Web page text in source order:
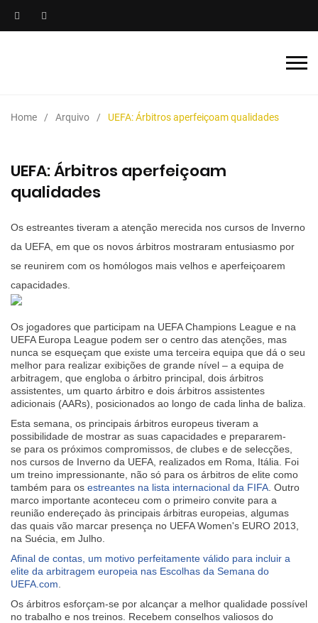
Home Arquivo UEFA: Árbitros aperfeiçoam qualidades
UEFA: Árbitros aperfeiçoam
qualidades
Os estreantes tiveram a atenção merecida nos cursos de Inverno
da UEFA, em que os novos árbitros mostraram entusiasmo por
se reunirem com os homólogos mais velhos e aperfeiçoarem
capacidades.
Os jogadores que participam na UEFA Champions League e na
UEFA Europa League podem ser o centro das atenções, mas
nunca se esqueçam que existe uma terceira equipa que dá o seu
melhor para realizar exibições de grande nível – a equipa de
arbitragem, que engloba o árbitro principal, dois árbitros
assistentes, um quarto árbitro e dois árbitros assistentes
adicionais (AARs), posicionados ao longo de cada linha de baliza.
Esta semana, os principais árbitros europeus tiveram a
possibilidade de mostrar as suas capacidades e prepararem-
se para os próximos compromissos, de clubes e de selecções,
nos cursos de Inverno da UEFA, realizados em Roma, Itália. Foi
um treino impressionante, não só para os árbitros de elite como
também para os estreantes na lista internacional da FIFA . Outro
marco importante aconteceu com o primeiro convite para a
reunião endereçado às principais árbitras europeias, algumas
das quais vão marcar presença no UEFA Women's EURO 2013,
na Suécia, em Julho.
Afinal de contas, um motivo perfeitamente válido para incluir a
elite da arbitragem europeia nas Escolhas da Semana do
UEFA.com
Os árbitros esforçam-se por alcançar a melhor qualidade possível
no trabalho e nos treinos. Recebem conselhos valiosos do